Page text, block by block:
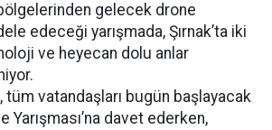
gelecek drone
edeceği yarışmada, Şırnak’ta iki
ve heyecan dolu anlar
tüm vatandaşları bugün başlayacak
Yarışması’na davet ederken,